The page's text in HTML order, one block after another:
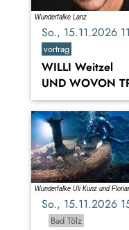
So., 15.11.2026
vortrag
WILLI Weitzel
UND WOVON
So., 15.11.2026
Bad Tölz